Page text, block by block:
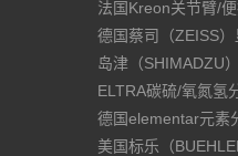
法国Kreon关节臂/
德国蔡司（ZEISS
岛津（SHIMADZU
ELTRA碳硫/氧氮氢
德国elementar元素
美国标乐（